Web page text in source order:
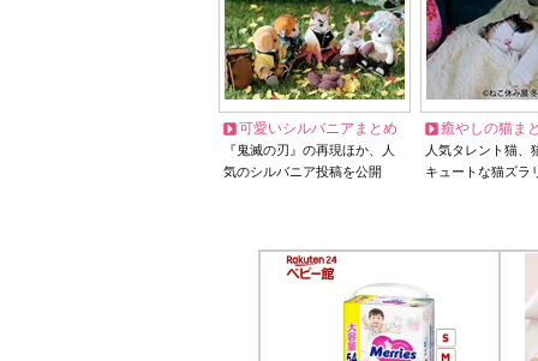
可愛いシルバニアまとめ
『鬼滅の刃』の再現ほか、人
気のシルバニア投稿を公開
癒やしの猫ま
人気タレント猫
キュートな猫ズラ